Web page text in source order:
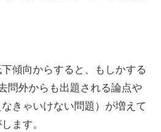
傾向からすると、もしかする
問外からも出題される論点や
きゃいけない問題）が増えて
ます。